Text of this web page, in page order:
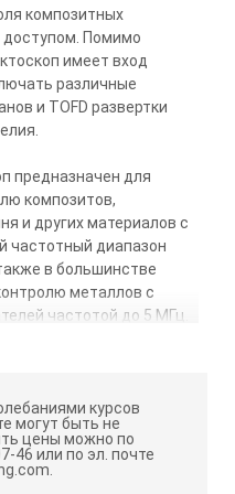
композитных
Помимо
имеет вход
различные
и TOFD развертки
предназначен для
композитов,
и других материалов с
частотный диапазон
в большинстве
металлов с
частотой до 5 МГц.
пользования,
курсов
могут быть не
цены можно по
46 или по эл. почте